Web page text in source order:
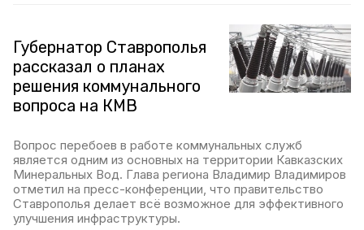
Губернатор Ставрополья
рассказал о планах
решения коммунального
вопроса на КМВ
Вопрос перебоев в работе коммунальных служб
является одним из основных на территории Кавказских
Минеральных Вод. Глава региона Владимир Владимиров
отметил на пресс-конференции, что правительство
Ставрополья делает всё возможное для эффективного
улучшения инфраструктуры.